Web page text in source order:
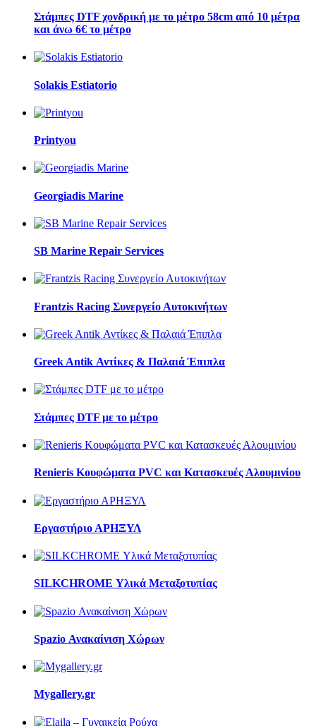
Στάμπες DTF χονδρική με το μέτρο 58cm από 10 μέτρα
και άνω 6€ το μέτρο
Solakis Estiatorio
Printyou
Georgiadis Marine
SB Marine Repair Services
Frantzis Racing Συνεργείο Αυτοκινήτων
Greek Antik Αντίκες & Παλαιά Έπιπλα
Στάμπες DTF με το μέτρο
Renieris Κουφώματα PVC και Κατασκευές Αλουμινίου
Εργαστήριο ΑΡΗΞΥΛ
SILKCHROME Υλικά Μεταξοτυπίας
Spazio Ανακαίνιση Χώρων
Mygallery.gr